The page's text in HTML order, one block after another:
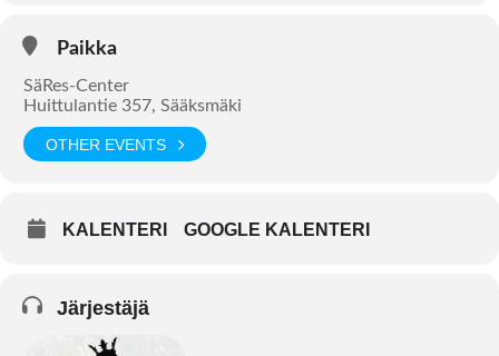
Paikka
SäRes-Center
Huittulantie 357, Sääksmäki
OTHER EVENTS
KALENTERI GOOGLE KALENTERI
Järjestäjä